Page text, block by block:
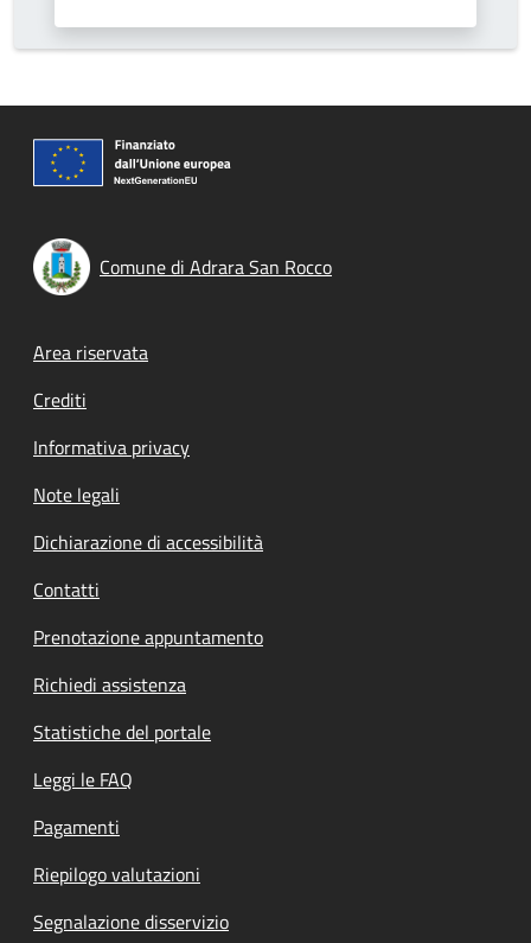
Comune di Adrara San Rocco
Footer menu
Area riservata
Crediti
Informativa privacy
Note legali
Dichiarazione di accessibilità
Contatti
Prenotazione appuntamento
Richiedi assistenza
Statistiche del portale
Leggi le FAQ
Pagamenti
Riepilogo valutazioni
Segnalazione disservizio